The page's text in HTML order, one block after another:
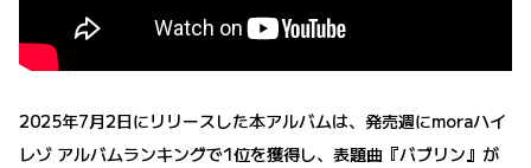
2025年7月2日にリリースした本アルバムは、発売週にmoraハイ
レゾ アルバムランキングで1位を獲得し、表題曲『バブリン』が